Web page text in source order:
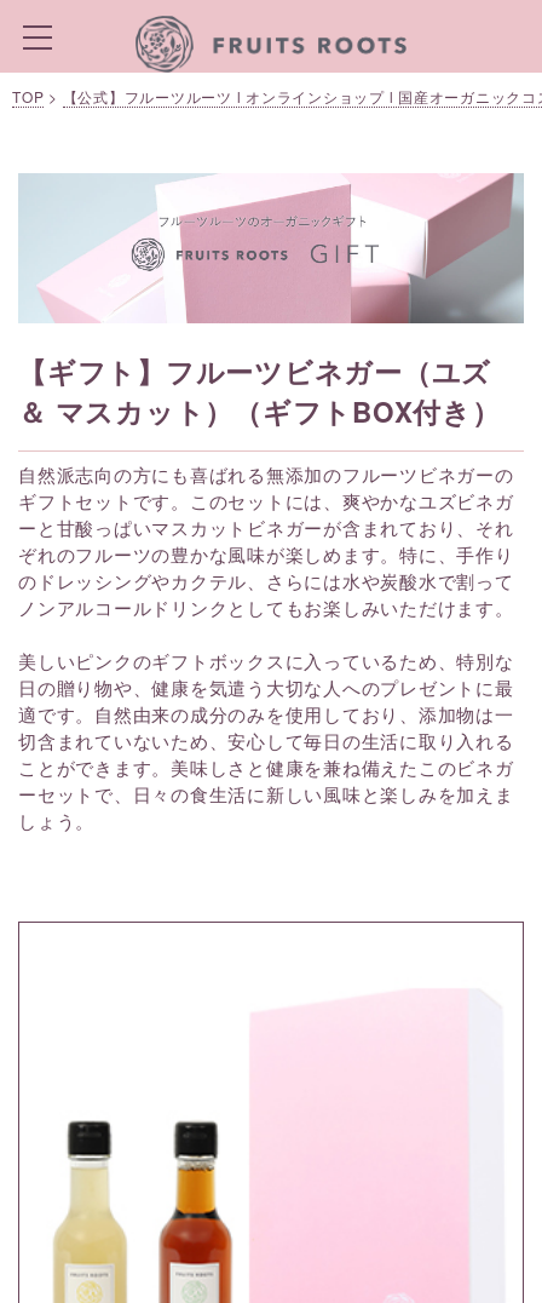
TOP > 【公式】フルーツルーツ l オンラインショップ l 国産オーガニック
【ギフト】フルーツビネガー（ユズ
＆ マスカット）（ギフトBOX付き）
自然派志向の方にも喜ばれる無添加のフルーツビネガーの
ギフトセットです。このセットには、爽やかなユズビネガ
ーと甘酸っぱいマスカットビネガーが含まれており、それ
ぞれのフルーツの豊かな風味が楽しめます。特に、手作り
のドレッシングやカクテル、さらには水や炭酸水で割って
ノンアルコールドリンクとしてもお楽しみいただけます。
美しいピンクのギフトボックスに入っているため、特別な
日の贈り物や、健康を気遣う大切な人へのプレゼントに最
適です。自然由来の成分のみを使用しており、添加物は一
切含まれていないため、安心して毎日の生活に取り入れる
ことができます。美味しさと健康を兼ね備えたこのビネガ
ーセットで、日々の食生活に新しい風味と楽しみを加えま
しょう。